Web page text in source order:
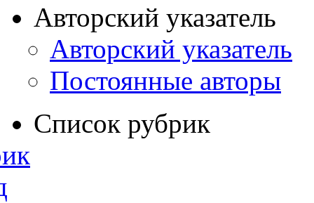
Авторский указатель
Авторский указатель
Постоянные авторы
Список рубрик